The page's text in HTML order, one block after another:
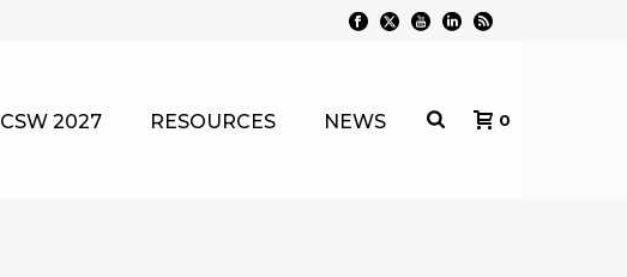
CSW 2027 RESOURCES NEWS 0